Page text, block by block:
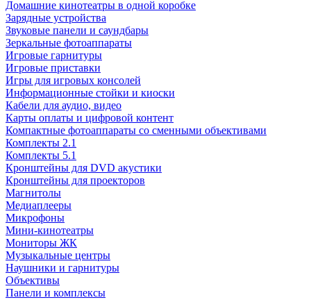
Домашние кинотеатры в одной коробке
Зарядные устройства
Звуковые панели и саундбары
Зеркальные фотоаппараты
Игровые гарнитуры
Игровые приставки
Игры для игровых консолей
Информационные стойки и киоски
Кабели для аудио, видео
Карты оплаты и цифровой контент
Компактные фотоаппараты со сменными объективами
Комплекты 2.1
Комплекты 5.1
Кронштейны для DVD акустики
Кронштейны для проекторов
Магнитолы
Медиаплееры
Микрофоны
Мини-кинотеатры
Мониторы ЖК
Музыкальные центры
Наушники и гарнитуры
Объективы
Панели и комплексы